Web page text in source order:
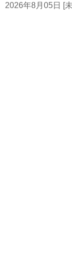
2026年8月05日 [